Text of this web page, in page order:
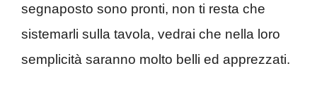
segnaposto sono pronti, non ti resta che
sistemarli sulla tavola, vedrai che nella loro
semplicità saranno molto belli ed apprezzati.